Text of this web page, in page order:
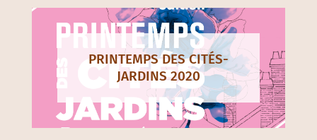
PRINTEMPS DES CITÉS-
JARDINS 2020